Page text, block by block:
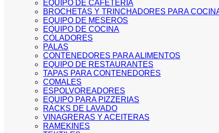
EQUIPO DE CAFETERIA
BROCHETAS Y TRINCHADORES PARA
EQUIPO DE MESEROS
EQUIPO DE COCINA
COLADORES
PALAS
CONTENEDORES PARA ALIMENTOS
EQUIPO DE RESTAURANTES
TAPAS PARA CONTENEDORES
COMALES
ESPOLVOREADORES
EQUIPO PARA PIZZERIAS
RACKS DE LAVADO
VINAGRERAS Y ACEITERAS
RAMEKINES